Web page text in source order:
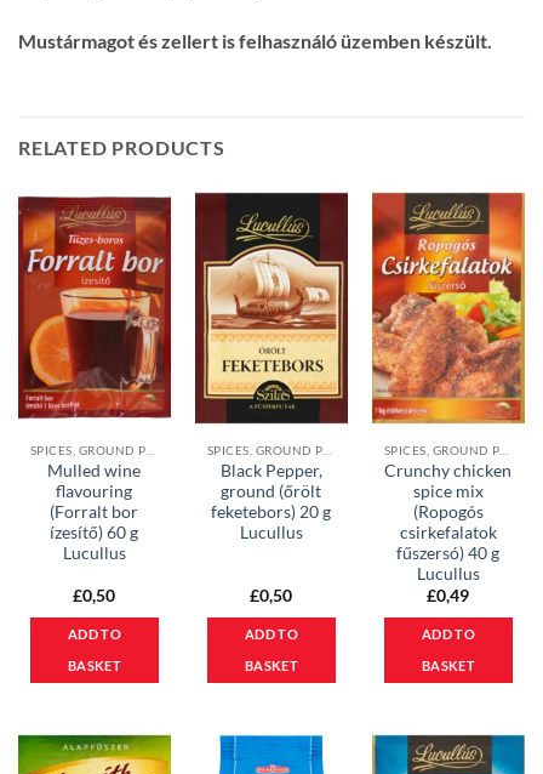
Mustármagot és zellert is felhasználó üzemben készült.
RELATED PRODUCTS
SPICES, GROUND PAPRIKA & MEAL BASES
Mulled wine
flavouring
(Forralt bor
ízesítő) 60 g
Lucullus
£0,50
ADD TO
BASKET
SPICES, GROUND PAPRIKA & MEAL BASES
Black Pepper,
ground (őrölt
feketebors) 20 g
Lucullus
£0,50
ADD TO
BASKET
SPICES, GROUND PAPRIKA & MEAL BASES
Crunchy chicken
spice mix
(Ropogós
csirkefalatok
fűszersó) 40 g
Lucullus
£0,49
ADD TO
BASKET